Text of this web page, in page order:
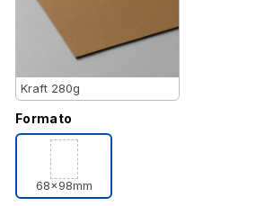
Kraft 280g
Formato
68x98mm